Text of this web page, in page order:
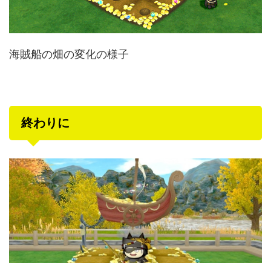
海賊船の畑の変化の様子
終わりに